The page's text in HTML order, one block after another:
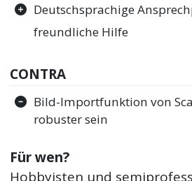
Deutschsprachige
freundliche Hilfe
CONTRA
Bild-Importfunktion von
robuster sein
Für wen?
Hobbyisten und